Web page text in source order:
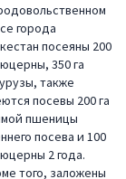
города
посеяны 200
350 га
также
посевы 200 га
пшеницы
посева и 100
2 года.
того, заложены